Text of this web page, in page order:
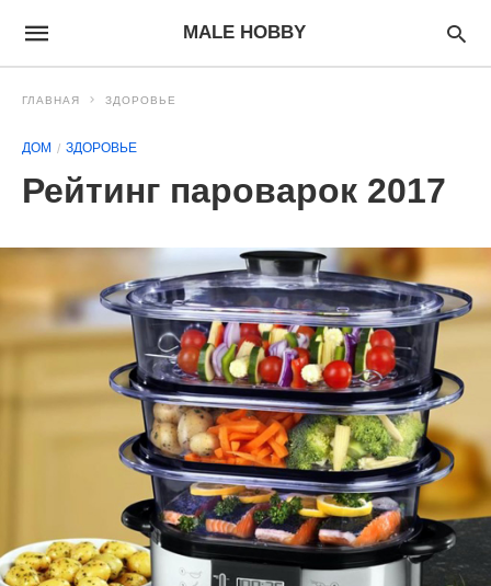
MALE HOBBY
ГЛАВНАЯ ЗДОРОВЬЕ
ДОМ ЗДОРОВЬЕ
Рейтинг пароварок 2017